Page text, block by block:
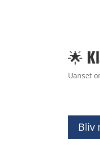
🌟
Uanset
Bliv